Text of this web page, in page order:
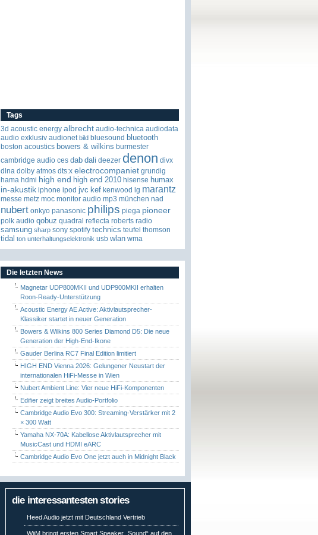
Tags
3d acoustic energy albrecht audio-technica audiodata
audio exklusiv audionet bild bluesound bluetooth
boston acoustics bowers & wilkins burmester
cambridge audio ces dab dali deezer denon divx
dlna dolby atmos dts:x electrocompaniet grundig
hama hdmi high end high end 2010 hisense humax
in-akustik iphone ipod jvc kef kenwood lg marantz
messe metz moc monitor audio mp3 münchen nad
nubert onkyo panasonic philips piega pioneer
polk audio qobuz quadral reflecta roberts radio
samsung sharp sony spotify technics teufel thomson
tidal ton unterhaltungselektronik usb wlan wma
Die letzten News
Magnetar UDP800MKII und UDP900MKII erhalten
Roon-Ready-Unterstützung
Acoustic Energy AE Active: Aktivlautsprecher-
Klassiker startet in neuer Generation
Bowers & Wilkins 800 Series Diamond D5: Die neue
Generation der High-End-Ikone
Gauder Berlina RC7 Final Edition limitiert
HIGH END Vienna 2026: Gelungener Neustart der
internationalen HiFi-Messe in Wien
Nubert Ambient Line: Vier neue HiFi-Komponenten
Edifier zeigt breites Audio-Portfolio
Cambridge Audio Evo 300: Streaming-Verstärker mit 2
× 300 Watt
Yamaha NX-70A: Kabellose Aktivlautsprecher mit
MusicCast und HDMI eARC
Cambridge Audio Evo One jetzt auch in Midnight Black
die interessantesten stories
Heed Audio jetzt mit Deutschland Vertrieb
WiiM bringt ersten Smart Speaker „Sound“ auf den